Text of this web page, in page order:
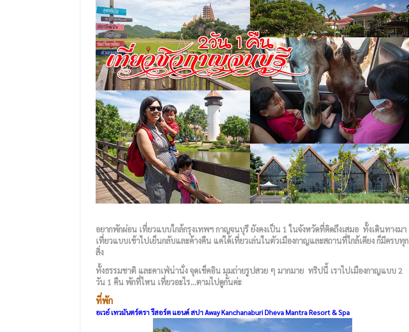
อยากพักผ่อน เที่ยวแบบใกล้กรุงเทพฯ กาญจนบุรี ยังคงเป็น 1 ในจังหวัดที่คิดถึงเสมอ ทั้งเดินทางมา
เที่ยวแบบเช้าไปเย็นกลับและค้างคืน แค่ได้เที่ยวเล่นในตัวเมืองกาญและสถานที่ใกล้เคียง ก็มีครบทุก
สิ่ง
ทั้งธรรมชาติ และคาเฟ่น่านั่ง จุดเช็คอิน มุมถ่ายรูปสวย ๆ มากมาย ทริปนี้ เราไปเมืองกาญแบบ 2
วัน 1 คืน พักที่ไหน เที่ยวอะไร...ตามไปดูกันค่ะ
ที่พัก
อเวย์ เทวมันตร์ตรา รีสอร์ต แอนด์ สปา Away Kanchanaburi Dheva Mantra Resort & Spa